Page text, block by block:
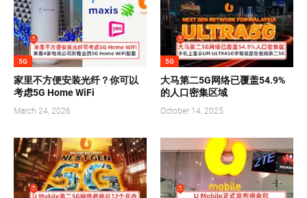
5G
家里不方便安装光纤？你可以
考虑5G Home WiFi
March 24, 2026
5G
大马第二5G网络已覆盖54.9%
的人口密集区域
October 14, 2025